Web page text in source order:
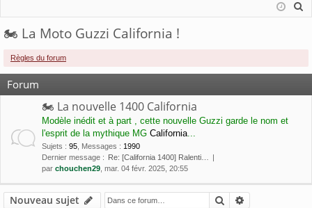
de
o
re
c
🏍 La Moto Guzzi California !
Règles du forum
Forum
🏍 La nouvelle 1400 California
Modèle inédit et à part , cette nouvelle Guzzi garde le nom et
l'esprit de la mythique MG California
Sujets : 95 Messages : 1990
Dernier message : Re: [California 1400] Ralenti…
par chouchen29 , mar. 04 févr. 2025, 20:55
Nouveau sujet Rechercher